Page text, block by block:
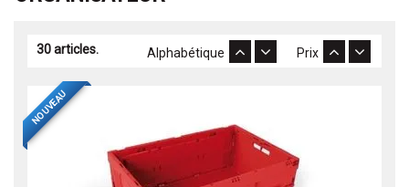
30 articles. Prix
Alphabétique
NOUVEAU